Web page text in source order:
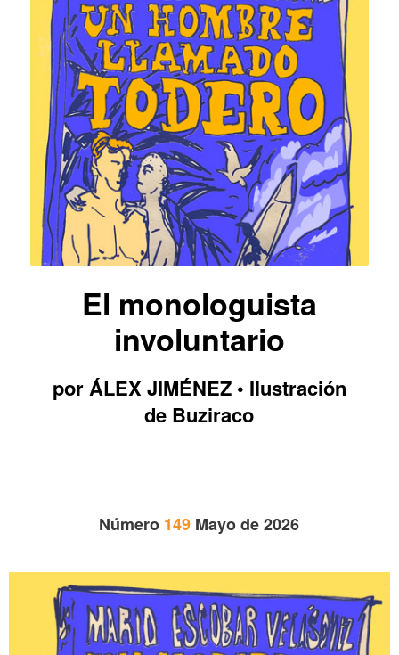
El monologuista
involuntario
por ÁLEX JIMÉNEZ • Ilustración
de Buziraco
Número 149 Mayo de 2026